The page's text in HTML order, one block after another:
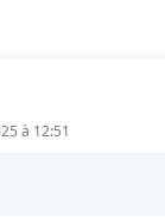
à 12:51